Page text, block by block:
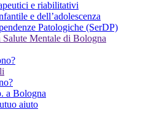
e riabilitativi
e dell’adolescenza
Patologiche (SerDP)
Mentale di Bologna
a Bologna
aiuto